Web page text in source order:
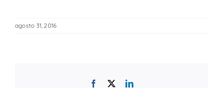
agosto 31, 2016
Facebook LinkedIn